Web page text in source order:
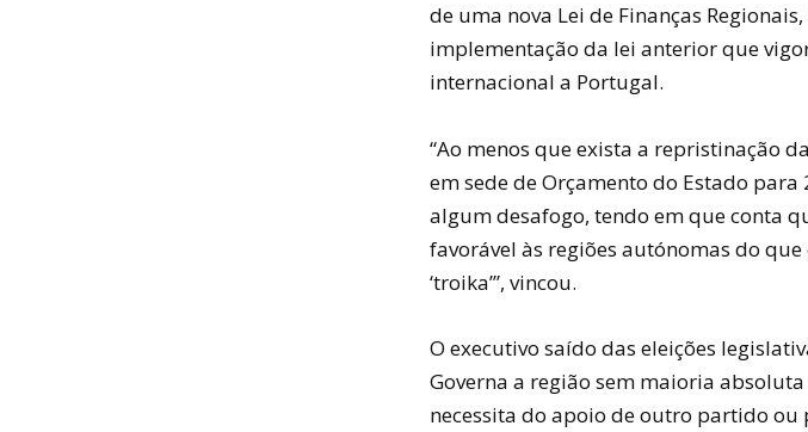
de uma nova Lei de Finanças
implementação da lei anterior que
internacional a Portugal.
“Ao menos que exista a repristinação
em sede de Orçamento do Estado
algum desafogo, tendo em que conta
favorável às regiões autónomas do
‘troika’”, vincou.
O executivo saído das eleições
Governa a região sem maioria
necessita do apoio de outro partido